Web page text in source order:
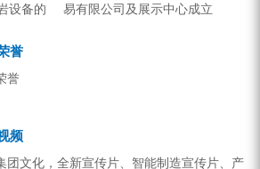
设备的
用于工
工程项
为核
易有限公司及展示中心成立
誉
誉
频
团文化，全新宣传片、智能制造宣传片、产